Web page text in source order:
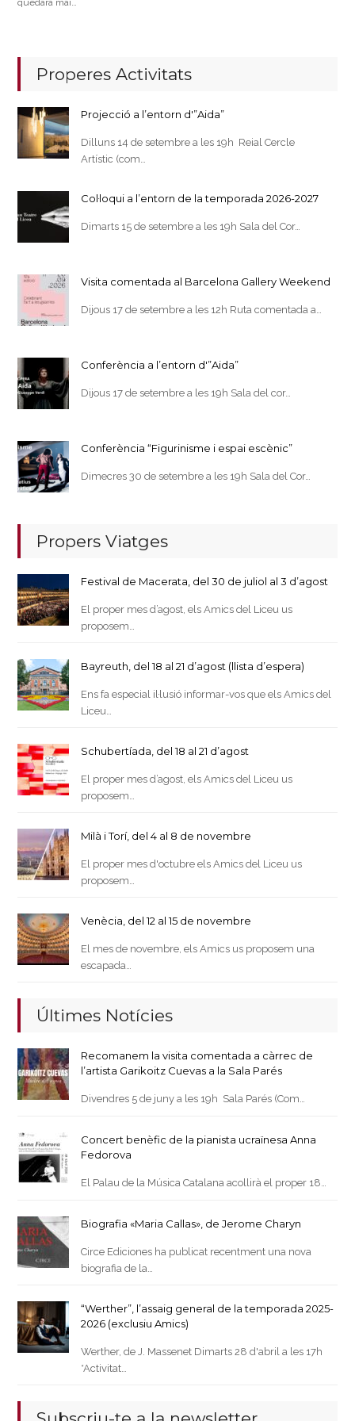
quedarà mai…
Properes Activitats
Projecció a l’entorn d'”Aida”
Dilluns 14 de setembre a les 19h Reial Cercle
Artístic (com…
Col·loqui a l’entorn de la temporada 2026-2027
Dimarts 15 de setembre a les 19h Sala del Cor…
Visita comentada al Barcelona Gallery Weekend
Dijous 17 de setembre a les 12h Ruta comentada a…
Conferència a l’entorn d'”Aida”
Dijous 17 de setembre a les 19h Sala del cor…
Conferència “Figurinisme i espai escènic”
Dimecres 30 de setembre a les 19h Sala del Cor…
Propers Viatges
Festival de Macerata, del 30 de juliol al 3 d’agost
El proper mes d’agost, els Amics del Liceu us
proposem…
Bayreuth, del 18 al 21 d’agost (llista d’espera)
Ens fa especial il·lusió informar-vos que els Amics del
Liceu…
Schubertíada, del 18 al 21 d’agost
El proper mes d’agost, els Amics del Liceu us
proposem…
Milà i Torí, del 4 al 8 de novembre
El proper mes d'octubre els Amics del Liceu us
proposem…
Venècia, del 12 al 15 de novembre
El mes de novembre, els Amics us proposem una
escapada…
Últimes Notícies
Recomanem la visita comentada a càrrec de
l’artista Garikoitz Cuevas a la Sala Parés
Divendres 5 de juny a les 19h Sala Parés (Com…
Concert benèfic de la pianista ucraïnesa Anna
Fedorova
El Palau de la Música Catalana acollirà el proper 18…
Biografia «Maria Callas», de Jerome Charyn
Circe Ediciones ha publicat recentment una nova
biografia de la…
“Werther”, l’assaig general de la temporada 2025-
2026 (exclusiu Amics)
Werther, de J. Massenet Dimarts 28 d'abril a les 17h
*Activitat…